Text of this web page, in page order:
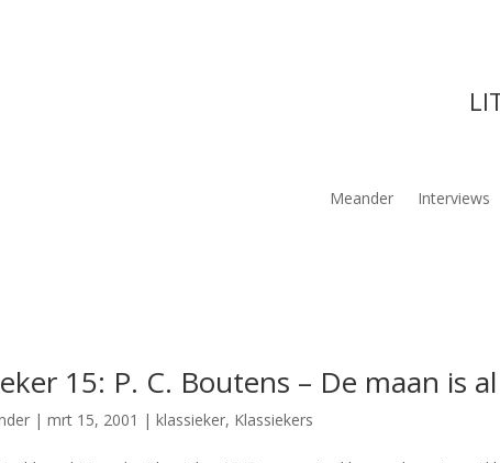
Meander Interviews
15: P. C. Boutens – De maan is
|mrt 15, 2001 |klassieker, Klassiekers